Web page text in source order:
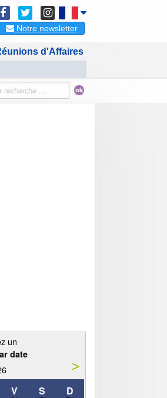
Notre newsletter
d'Affaires
un
date
V S D